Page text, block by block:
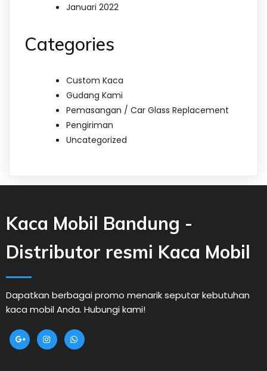
Januari 2022
Categories
Custom Kaca
Gudang Kami
Pemasangan / Car Glass Replacement
Pengiriman
Uncategorized
Kaca Mobil Bandung -
Distributor resmi Kaca Mobil
Dapatkan berbagai promo menarik seputar kebutuhan
kaca mobil Anda. Hubungi kami!